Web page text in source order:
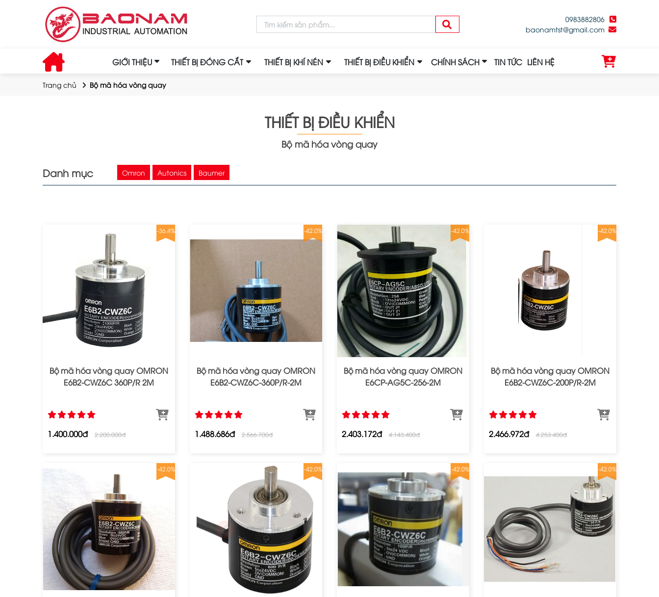
0983882806
baonamtst@gmail.com
GIỚI THIỆU THIẾT BỊ ĐÓNG CẮT THIẾT BỊ KHÍ NÉN THIẾT BỊ ĐIỀU KHIỂN CHÍNH SÁCH TIN TỨC LIÊN HỆ
Trang chủ Bộ mã hóa vòng quay
THIẾT BỊ ĐIỀU KHIỂN
Bộ mã hóa vòng quay
Danh mục Omron Autonics Baumer
-36.4%
Bộ mã hóa vòng quay OMRON
E6B2-CWZ6C 360P/R 2M
1.400.000đ 2.200.000đ
-42.0%
Bộ mã hóa vòng quay OMRON
E6B2‐CWZ6C‐360P/R‐2M
1.488.686đ 2.566.700đ
-42.0%
Bộ mã hóa vòng quay OMRON
E6CP‐AG5C‐256‐2M
2.403.172đ 4.143.400đ
-42.0%
Bộ mã hóa vòng quay OMRON
E6B2‐CWZ6C‐200P/R‐2M
2.466.972đ 4.253.400đ
-42.0% -42.0% -42.0% -42.0%